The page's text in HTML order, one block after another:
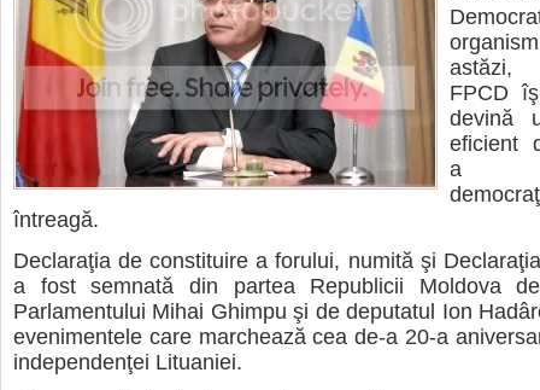
FPCD
devină
eficient
a
întreagă.
Declaraţia de constituire a forului, numită şi
a fost semnată din partea Republicii Moldova
Parlamentului Mihai Ghimpu şi de deputatul Ion
evenimentele care marchează cea de-a 20-a
independenţei Lituaniei.